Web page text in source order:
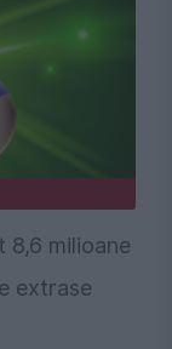
8,6 milioane
extrase